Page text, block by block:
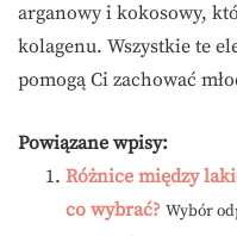
arganowy i kokosowy,
kolagenu. Wszystkie te
pomogą Ci zachować
Powiązane wpisy:
Różnice między
co wybrać? Wybór